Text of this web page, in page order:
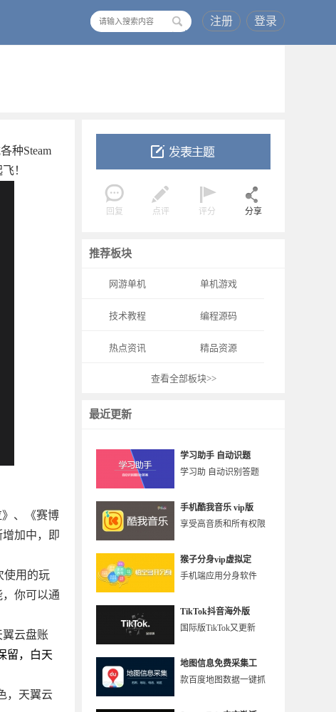
注册 登录
回复 点评 评分 分享
推荐板块
网游单机 单机游戏
技术教程 编程源码
热点资讯 精品资源
查看全部板块>>
最近更新
学习助手 自动识题
学习助 自动识别答题
手机酷我音乐 vip版
享受高音质和所有权限
猴子分身vip虚拟定
手机端应用分身软件
TikTok抖音海外版
国际版TikTok又更新
地图信息免费采集工
款百度地图数据一键抓
种Steam
！
、《赛博
加中，即
使用的玩
你可以通
翼云盘账
留，白天
，天翼云